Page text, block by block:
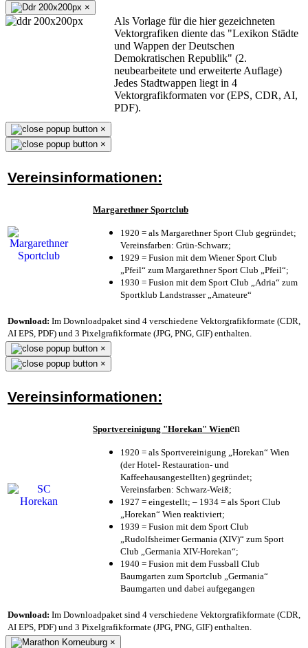
×
Als Vorlage für die hier gezeichneten
Vektorgrafiken diente das "Lexikon Städte
und Wappen der Deutschen
Demokratischen Republik" (2.
neubearbeitete und erweiterte Auflage)
Jedes Stadtwappen liegt in 4
Vektorgrafikformaten vor (EPS, CDR, AI,
PDF).
×
×
Vereinsinformationen:
Margarethner Sportclub
1920 = als Margarethner Sport Club gegründet;
Vereinsfarben: Grün-Schwarz;
1929 = Fusion mit dem Wiener Sport Club
„Pfeil“ zum Margarethner Sport Club „Pfeil“;
1930 = Fusion mit dem Sport Club „Adria“ zum
Sportklub Landstrasser „Amateure“
Download: Im Downloadpaket sind 4 verschiedene Vektorgrafikformate (CDR,
AI EPS, PDF) und 3 Pixelgrafikformate (JPG, PNG, GIF) enthalten.
×
×
Vereinsinformationen:
Sportvereinigung "Horekan" Wienen
1920 = als Sportvereinigung „Horekan“ Wien
(der Hotel- Restauration- und
Kaffeehausangestellten) gegründet;
Vereinsfarben: Schwarz-Weiß;
1927 = eingestellt; – 1934 = als Sport Club
„Horekan“ Wien reaktiviert;
1939 = Fusion mit dem Sport Club
„Rudolfsheimer Germania (XIV)“ zum Sport
Club „Germania XIV-Horekan“;
1940 = Fusion mit dem Fussball Club
Baumgarten zum Sportclub „Germania“
Baumgarten und dabei aufgegangen
Download: Im Downloadpaket sind 4 verschiedene Vektorgrafikformate (CDR,
AI EPS, PDF) und 3 Pixelgrafikformate (JPG, PNG, GIF) enthalten.
×